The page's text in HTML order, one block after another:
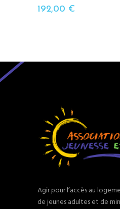
192,00 €
Agir pour l’accès au
de jeunes adultes et de